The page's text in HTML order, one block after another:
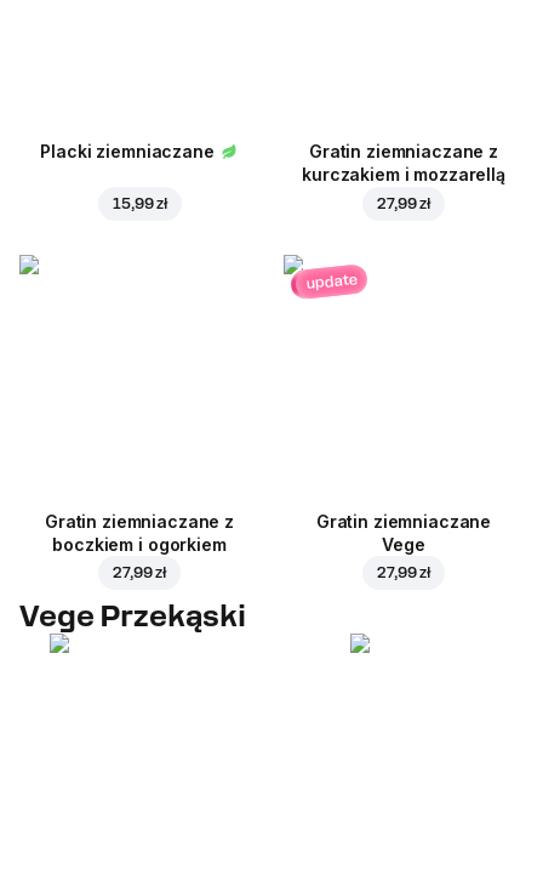
Placki ziemniaczane
15,99 zł
Gratin ziemniaczane z
kurczakiem i mozzarellą
27,99 zł
Gratin ziemniaczane z
boczkiem i ogorkiem
27,99 zł
update
Gratin ziemniaczane
Vege
27,99 zł
Vege Przekąski